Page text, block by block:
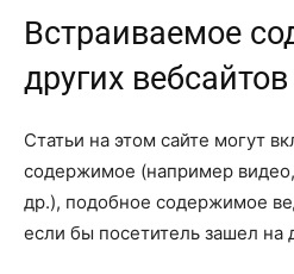
Встраиваемое
других вебсайтов
Статьи на этом сайте могут
содержимое (например
др.), подобное содержимое
если бы посетитель зашел на